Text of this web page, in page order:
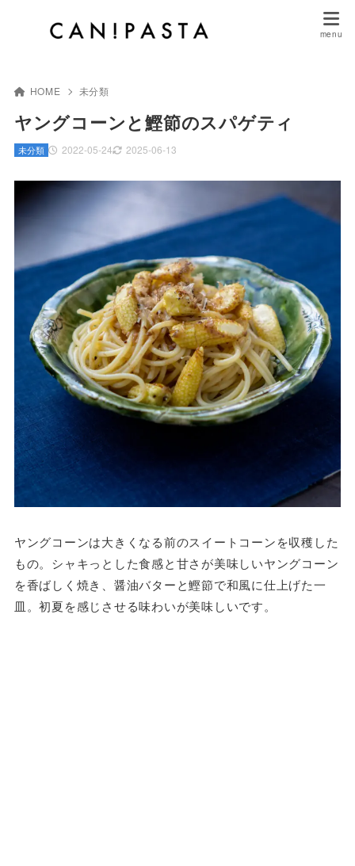
HOME 未分類
ヤングコーンと鰹節のスパゲティ
2022-05-24 2025-06-13
未分類
ヤングコーンは大きくなる前のスイートコーンを収穫した
もの。シャキっとした食感と甘さが美味しいヤングコーン
を香ばしく焼き、醤油バターと鰹節で和風に仕上げた一
皿。初夏を感じさせる味わいが美味しいです。